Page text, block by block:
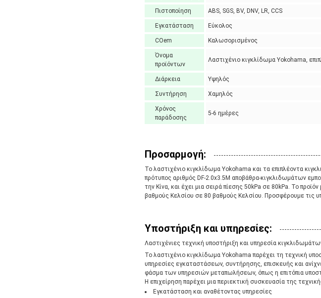
Πιστοποίηση ABS, SGS, BV, DNV, LR, CCS
Εγκατάσταση Εύκολος
COem Καλωσορισμένος
Όνομα
προϊόντων
Λαστιχένιο κιγκλίδωμα Yokohama,
Διάρκεια Υψηλός
Συντήρηση Χαμηλός
Χρόνος
παράδοσης
5-6 ημέρες
Προσαρμογή:
Το λαστιχένιο κιγκλίδωμα Yokohama και τα επιπλέοντα
πρότυπος αριθμός DF-2.0x3.5M αποβάθρα-κιγκλιδωμάτων
την Κίνα, και έχει μια σειρά πίεσης 50kPa σε 80kPa. Το
βαθμούς Κελσίου σε 80 βαθμούς Κελσίου. Προσφέρουμε τις
Υποστήριξη και υπηρεσίες:
Λαστιχένιες τεχνική υποστήριξη και υπηρεσία
Το λαστιχένιο κιγκλίδωμα Yokohama παρέχει τη τεχνική
υπηρεσίες εγκαταστάσεων, συντήρησης, επισκευής και
φάσμα των υπηρεσιών μεταπωλήσεων, όπως η επιτόπια
Η επιχείρηση παρέχει μια περιεκτική συσκευασία της
Εγκατάσταση και αναθέτοντας υπηρεσίες